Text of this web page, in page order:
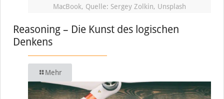
MacBook, Quelle: Sergey Zolkin, Unsplash
Reasoning – Die Kunst des logischen
Denkens
Mehr